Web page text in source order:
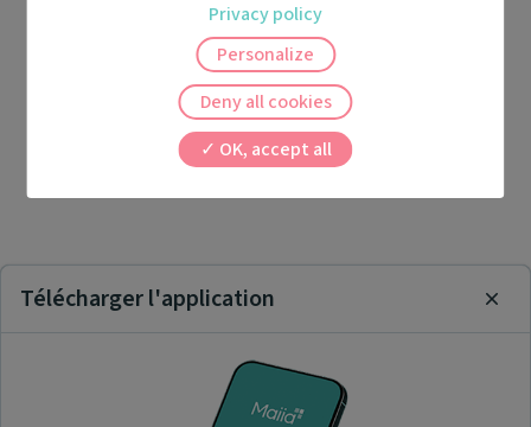
Télécharger l'application
OK, accept all
Deny all cookies
Personalize
Privacy policy